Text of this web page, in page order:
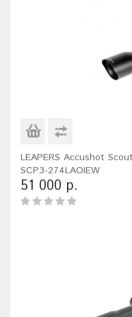
LEAPERS Accushot
SCP3-274LAOIEW
51 000 р.